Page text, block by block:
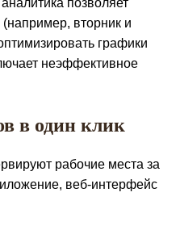
позволяет
вторник и
графики
неэффективное
в один клик
рабочие места за
веб-интерфейс